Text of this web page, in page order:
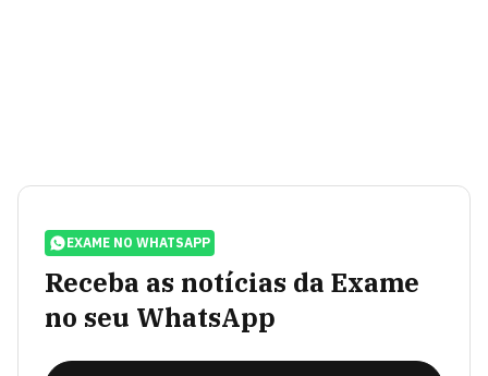
EXAME NO WHATSAPP
Receba as notícias da Exame
no seu WhatsApp